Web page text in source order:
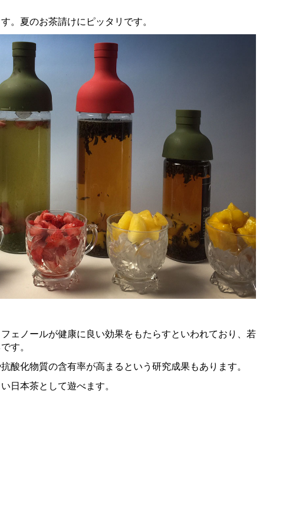
。夏のお茶請けにピッタリです。
ェノールが健康に良い効果をもたらすといわれており、若
す。
酸化物質の含有率が高まるという研究成果もあります。
日本茶として遊べます。